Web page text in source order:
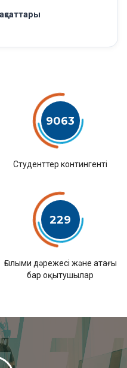
9063
Студенттер контингенті
229
Ғылыми дәрежесі және атағы
бар оқытушылар